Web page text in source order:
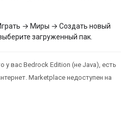
→ Миры → Создать новый
загруженный пак.
у вас Bedrock Edition (не Java), есть
Marketplace недоступен на